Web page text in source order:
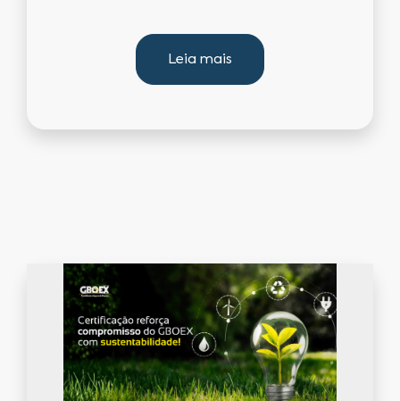
Leia mais